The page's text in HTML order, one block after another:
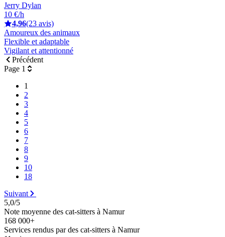
Jerry Dylan
10 €/h
4,96(23 avis)
Amoureux des animaux
Flexible et adaptable
Vigilant et attentionné
Précédent
Page 1
1
2
3
4
5
6
7
8
9
10
18
Suivant
5,0/5
Note moyenne des cat-sitters à Namur
168 000+
Services rendus par des cat-sitters à Namur